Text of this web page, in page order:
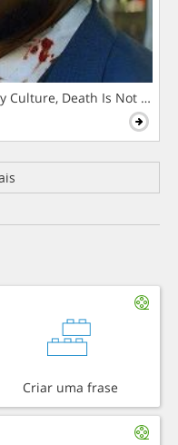
Culture, Death Is Not The
Criar uma frase